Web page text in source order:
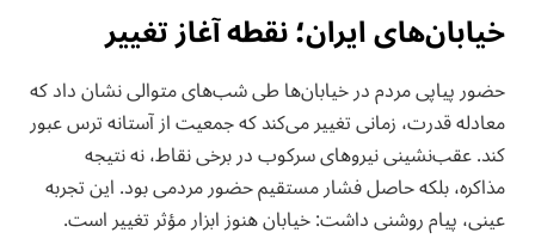
خیابان‌های ایران؛ نقطه آغاز تغییر
حضور پیاپی مردم در خیابان‌ها طی شب‌های متوالی نشان داد که
معادله قدرت، زمانی تغییر می‌کند که جمعیت از آستانه ترس عبور
کند. عقب‌نشینی نیروهای سرکوب در برخی نقاط، نه نتیجه
مذاکره، بلکه حاصل فشار مستقیم حضور مردمی بود. این تجربه
عینی، پیام روشنی داشت: خیابان هنوز ابزار مؤثر تغییر است.